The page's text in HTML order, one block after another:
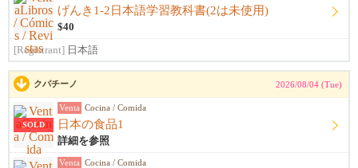
げんき1-2日本語学習教科書(2は未使用)
$40
[Registrant] 日本語
クパチーノ 2026/08/04 (Tue)
SOLD
Venta Cocina / Comida
日本の食品1
詳細を参照
Venta Cocina / Comida